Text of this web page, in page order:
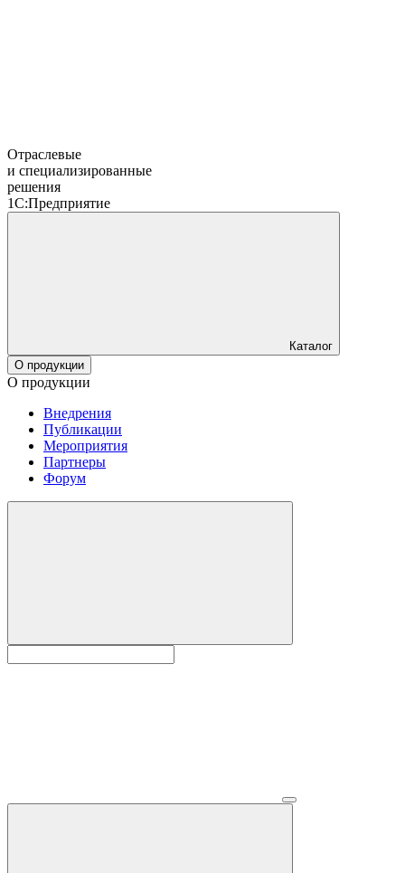
Отраслевые
и специализированные
решения
1С:Предприятие
Каталог
О продукции
О продукции
Внедрения
Публикации
Мероприятия
Партнеры
Форум